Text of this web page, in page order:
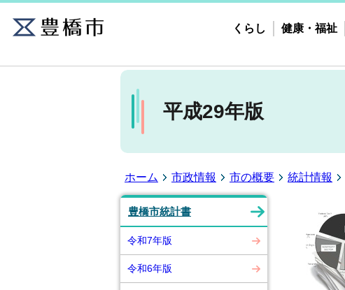
くらし 健康・福祉
平成29年版
ホーム 市政情報 市の概要 統計情報
豊橋市統計書
令和7年版
令和6年版